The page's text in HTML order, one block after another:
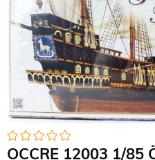
OCCRE 12003 1/85